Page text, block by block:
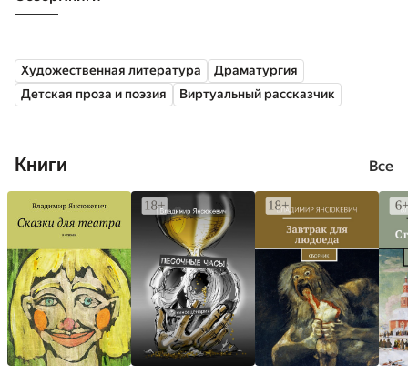
Художественная литература
Драматургия
Детская проза и поэзия
Виртуальный рассказчик
Книги Все